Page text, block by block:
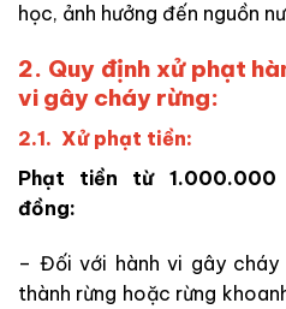
học, ảnh hưởng đến nguồn
2. Quy định xử phạt
vi gây cháy rừng:
2.1. Xử phạt tiền:
Phạt tiền từ
đồng:
– Đối với hành vi gây
thành rừng hoặc rừng